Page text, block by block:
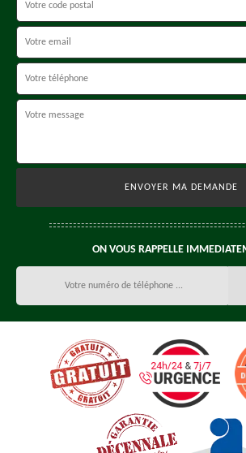
ON VOUS RAPPELLE